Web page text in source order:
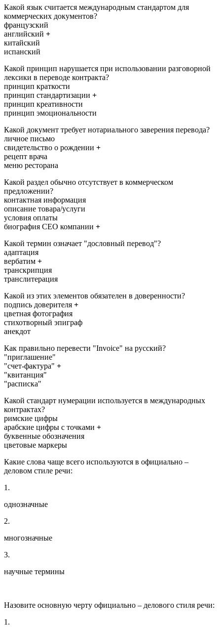
Какой язык считается международным стандартом для
коммерческих документов?
французский
английский +
китайский
испанский
Какой принцип нарушается при использовании разговорной
лексики в переводе контракта?
принцип краткости
принцип стандартизации +
принцип креативности
принцип эмоциональности
Какой документ требует нотариального заверения перевода?
личное письмо
свидетельство о рождении +
рецепт врача
меню ресторана
Какой раздел обычно отсутствует в коммерческом
предложении?
контактная информация
описание товара/услуги
условия оплаты
биография CEO компании +
Какой термин означает "дословный перевод"?
адаптация
вербатим +
транскрипция
транслитерация
Какой из этих элементов обязателен в доверенности?
подпись доверителя +
цветная фотография
стихотворный эпиграф
анекдот
Как правильно перевести "Invoice" на русский?
"приглашение"
"счет-фактура" +
"квитанция"
"расписка"
Какой стандарт нумерации используется в международных
контрактах?
римские цифры
арабские цифры с точками +
буквенные обозначения
цветовые маркеры
Какие слова чаще всего используются в официально –
деловом стиле речи:
1.
однозначные
2.
многозначные
3.
научные термины
Назовите основную черту официально – делового стиля речи:
1.